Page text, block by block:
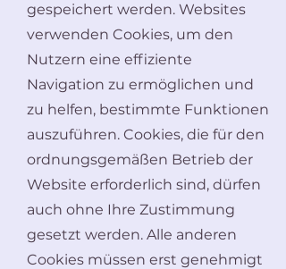
gespeichert werden. Websites
verwenden Cookies, um den
Nutzern eine effiziente
Navigation zu ermöglichen und
zu helfen, bestimmte Funktionen
auszuführen. Cookies, die für den
ordnungsgemäßen Betrieb der
Website erforderlich sind, dürfen
auch ohne Ihre Zustimmung
gesetzt werden. Alle anderen
Cookies müssen erst genehmigt